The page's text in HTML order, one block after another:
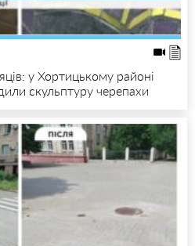
у Хортицькому районі
скульптуру черепахи